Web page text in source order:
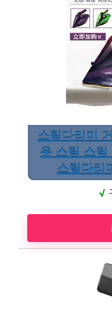
스팀다리미
옷 스팀 스팀
스팀다리
√